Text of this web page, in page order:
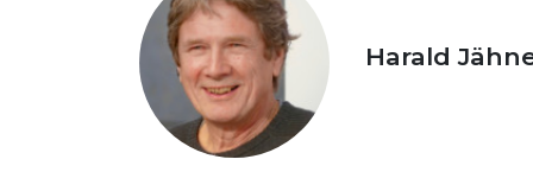
Harald